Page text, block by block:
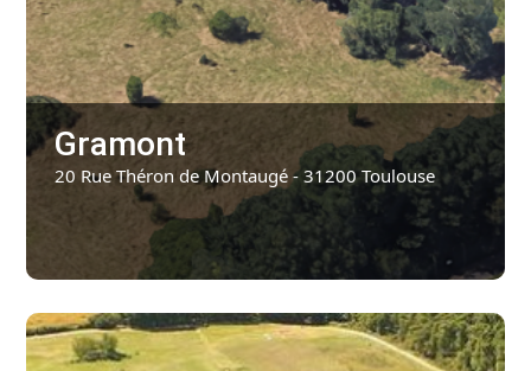
Gramont
20 Rue Théron de Montaugé - 31200 Toulouse